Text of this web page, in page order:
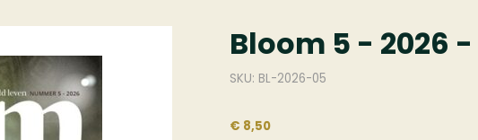
Bloom 5 - 2026
SKU: BL-2026-05
€ 8,50